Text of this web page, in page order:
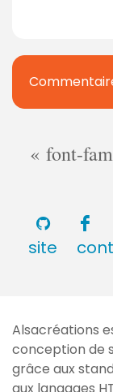
font-
site
Alsacréations
conception de
grâce aux